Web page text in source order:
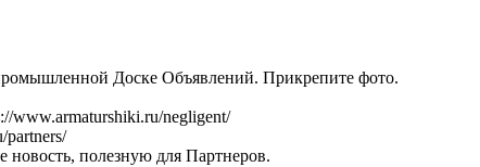
Доске Объявлений. Прикрепите фото.
www.armaturshiki.ru/negligent/
полезную для Партнеров.